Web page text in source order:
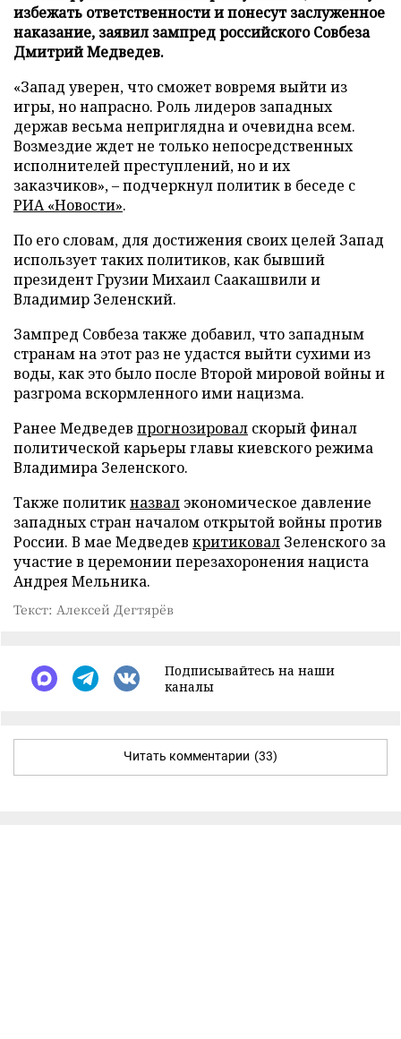
избежать ответственности и понесут заслуженное
наказание, заявил зампред российского Совбеза
Дмитрий Медведев.
«Запад уверен, что сможет вовремя выйти из
игры, но напрасно. Роль лидеров западных
держав весьма неприглядна и очевидна всем.
Возмездие ждет не только непосредственных
исполнителей преступлений, но и их
заказчиков», – подчеркнул политик в беседе с
РИА «Новости».
По его словам, для достижения своих целей Запад
использует таких политиков, как бывший
президент Грузии Михаил Саакашвили и
Владимир Зеленский.
Зампред Совбеза также добавил, что западным
странам на этот раз не удастся выйти сухими из
воды, как это было после Второй мировой войны и
разгрома вскормленного ими нацизма.
Ранее Медведев прогнозировал скорый финал
политической карьеры главы киевского режима
Владимира Зеленского.
Также политикназвал экономическое давление
западных стран началом открытой войны против
России. В мае Медведев критиковал Зеленского за
участие в церемонии перезахоронения нациста
Андрея Мельника.
Текст: Алексей Дегтярёв
Подписывайтесь на наши
каналы
Читать комментарии (33)